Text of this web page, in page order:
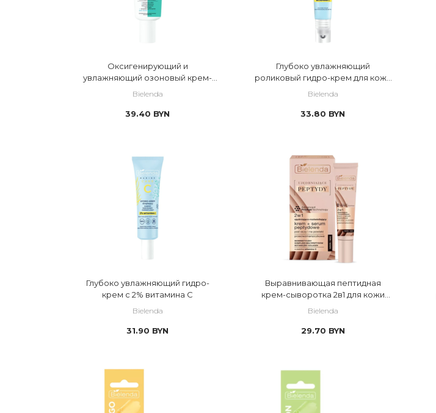
Оксигенирующий и
увлажняющий озоновый крем-
Bielenda
39.40 BYN
Глубоко увлажняющий
роликовый гидро-крем для кожи
Bielenda
33.80 BYN
Глубоко увлажняющий гидро-
крем с 2% витамина С
Bielenda
31.90 BYN
Выравнивающая пептидная
крем-сыворотка 2в1 для кожи
Bielenda
29.70 BYN